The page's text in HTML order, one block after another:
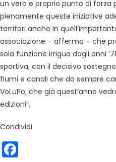
un vero e proprio punto di forza
pienamente queste iniziative
territori anche in
associazione – afferma – che
sola funzione irrigua dagli anni
sportiva, con il decisivo
fiumi e canali che da sempre
VoLuPo, che già quest’anno
edizioni”.
Condividi